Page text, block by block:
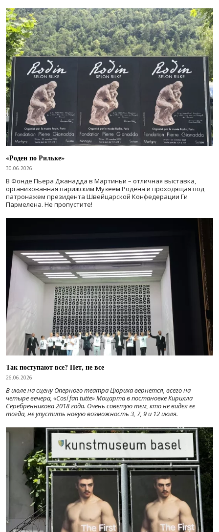
«Роден по Рильке»
30.06.2026
В Фонде Пьера Джанадда в Мартиньи – отличная выставка,
организованная парижским Музеем Родена и проходящая под
патронажем президента Швейцарской Конфедерации Ги
Пармелена. Не пропустите!
Так поступают все? Нет, не все
26.06.2026
В июле на сцену Оперного театра Цюриха вернется, всего на
четыре вечера, «Cosí fan tutte» Моцарта в постановке Кирилла
Серебренникова 2018 года. Очень советую тем, кто не видел ее
тогда, не упустить новую возможность 3, 7, 9 и 12 июля.